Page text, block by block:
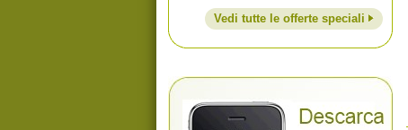
Vedi tutte le offerte speciali